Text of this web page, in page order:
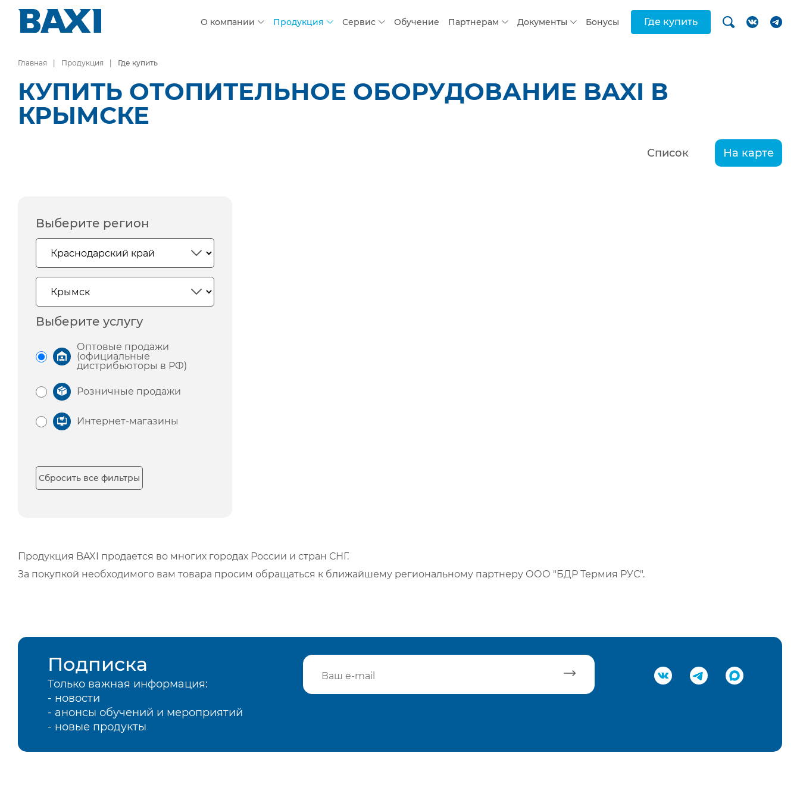
О компании Продукция Сервис Обучение Партнерам Документы Бонусы Где купить
Главная Продукция Где купить
КУПИТЬ ОТОПИТЕЛЬНОЕ ОБОРУДОВАНИЕ BAXI В
КРЫМСКЕ
Список На карте
Выберите регион
Выберите услугу
Оптовые продажи
(официальные
дистрибьюторы в РФ)
Розничные продажи
Интернет-магазины
Сбросить все фильтры
Продукция BAXI продается во многих городах России и стран СНГ.
За покупкой необходимого вам товара просим обращаться к ближайшему региональному партнеру ООО "БДР Термия РУС".
Подписка
Только важная информация:
- новости
- анонсы обучений и мероприятий
- новые продукты